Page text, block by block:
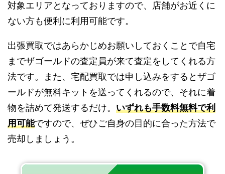
対象エリアとなっておりますので、店舗がお近くに
ない方も便利に利用可能です。
出張買取ではあらかじめお願いしておくことで自宅
までザゴールドの査定員が来て査定をしてくれる方
法です。また、宅配買取では申し込みをするとザゴ
ールドが無料キットを送ってくれるので、それに着
物を詰めて発送するだけ。 いずれも手数料無料で利
用可能ですので、ぜひご自身の目的に合った方法で
売却しましょう。